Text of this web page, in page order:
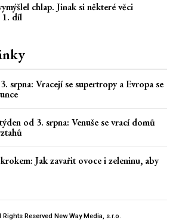
chlap. Jinak si některé věci
1. díl
srpna: Vracejí se supertropy a Evropa se
od 3. srpna: Venuše se vrací domů
Jak zavařit ovoce i zeleninu, aby
Reserved New Way Media, s.r.o.